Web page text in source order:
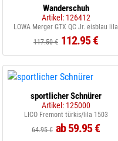
Wanderschuh
Artikel: 126412
LOWA Merger GTX QC Jr. eisblau lila
117.50 € 112.95 €
sportlicher Schnürer
Artikel: 125000
LICO Fremont türkis/lila 1503
64.95 € ab 59.95 €